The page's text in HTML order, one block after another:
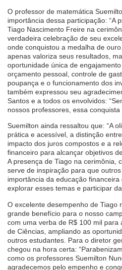
O professor de matemática
importância dessa participação: “A
Tiago Nascimento Freire na
verdadeira celebração de seu
onde conquistou a medalha de
apenas valoriza seus resultados,
oportunidade única de
orçamento pessoal, controle de
poupança e o funcionamento dos
também expressou seu
Santos e a todos os envolvidos:
nossos professores, essa
Suemilton ainda ressaltou que: “A
prática e acessível, a distinção
impacto dos juros compostos e a
financeiro para alcançar objetivos
A presença de Tiago na cerimônia,
serve de inspiração para que
importância da educação
explorar esses temas e participar
O excelente desempenho de Tiago
grande benefício para o nosso
com uma verba de R$ 100 mil para
de Ciências, ampliando as
outros estudantes. Para o diretor
chegou na hora certa:
como os professores Suemilton
agradecemos pelo empenho e